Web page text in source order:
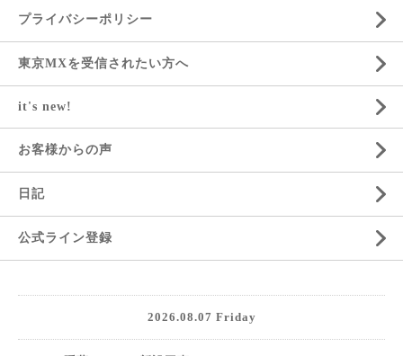
プライバシーポリシー
東京MXを受信されたい方へ
it's new!
お客様からの声
日記
公式ライン登録
2026.08.07 Friday